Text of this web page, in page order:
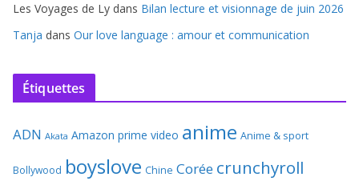
Les Voyages de Ly dans Bilan lecture et visionnage de juin 2026
Tanja dans Our love language : amour et communication
Étiquettes
ADN Akata Amazon prime video anime Anime & sport
Bollywood boyslove Chine Corée crunchyroll